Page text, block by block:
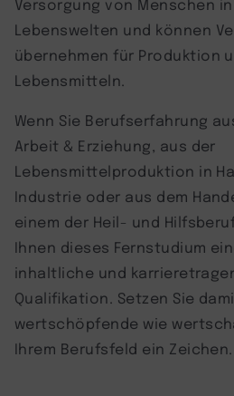
Versorgung von Menschen
Lebenswelten und können
übernehmen für Produktion
Lebensmitteln.
Wenn Sie Berufserfahrung
Arbeit & Erziehung, aus der
Lebensmittelproduktion in
Industrie oder aus dem
einem der Heil- und
Ihnen dieses Fernstudium
inhaltliche und
Qualifikation. Setzen Sie
wertschöpfende wie
Ihrem Berufsfeld ein Zeichen.